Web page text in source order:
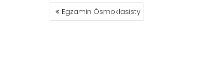
NAWIGACJA
WPISU
Egzamin Ósmoklasisty